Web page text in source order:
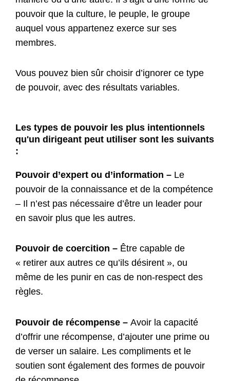
pouvoir que la culture, le peuple, le groupe
auquel vous appartenez exerce sur ses
membres.
Vous pouvez bien sûr choisir d’ignorer ce type
de pouvoir, avec des résultats variables.
Les types de pouvoir les plus intentionnels
qu'un dirigeant peut utiliser sont les suivants
:
Pouvoir d’expert ou d’information – Le
pouvoir de la connaissance et de la compétence
– Il n’est pas nécessaire d’être un leader pour
en savoir plus que les autres.
Pouvoir de coercition – Être capable de
« retirer aux autres ce qu’ils désirent », ou
même de les punir en cas de non-respect des
règles.
Pouvoir de récompense – Avoir la capacité
d’offrir une récompense, d’ajouter une prime ou
de verser un salaire. Les compliments et le
soutien sont également des formes de pouvoir